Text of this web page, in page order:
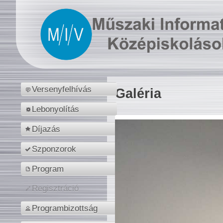
Versenyfelhívás
Lebonyolítás
Díjazás
Szponzorok
Program
Regisztráció
Programbizottság
Galéria